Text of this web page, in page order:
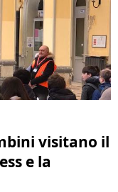
visitano il
e la